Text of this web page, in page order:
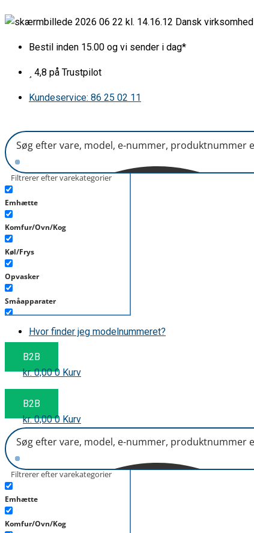
til
Dansk virksomhed
Bestil inden 15.00 og vi sender i dag*
4,8 på Trustpilot
Kundeservice: 86 25 02 11
Filtrerer efter varekategorier
Emhætte
Komfur/Ovn/Kog
Køl/Frys
Opvasker
Småapparater
Støvsuger
Tilbehør/Plejemidler
Vaskemaskine
Hvor finder jeg modelnummeret?
B2B
kr.0,00 0 Kurv
B2B
kr.0,00 0 Kurv
Filtrerer efter varekategorier
Emhætte
Komfur/Ovn/Kog
for
Vestfrost
antal